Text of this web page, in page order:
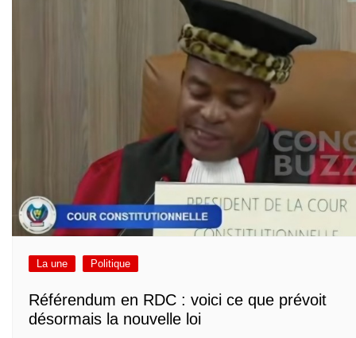
La une Politique
Référendum en RDC : voici ce que prévoit
désormais la nouvelle loi